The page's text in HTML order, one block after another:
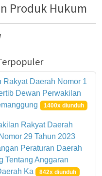
Produk Hukum
Daerah Nomor 1
Dewan Perwakilan
1400x diunduh
Rakyat Daerah
29 Tahun 2023
Peraturan Daerah
Tentang Anggaran
Ka
842x diunduh